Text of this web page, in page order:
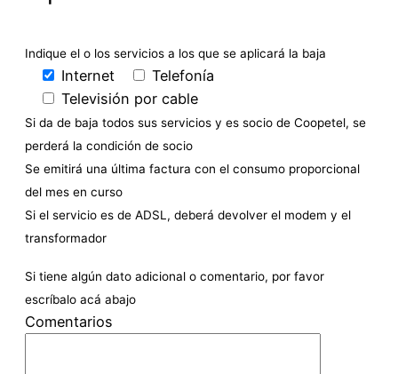
Indique el o los servicios a los que se aplicará la baja
Internet
Telefonía
Televisión por cable
Si da de baja todos sus servicios y es socio de Coopetel, se
perderá la condición de socio
Se emitirá una última factura con el consumo proporcional
del mes en curso
Si el servicio es de ADSL, deberá devolver el modem y el
transformador
Si tiene algún dato adicional o comentario, por favor
escríbalo acá abajo
Comentarios